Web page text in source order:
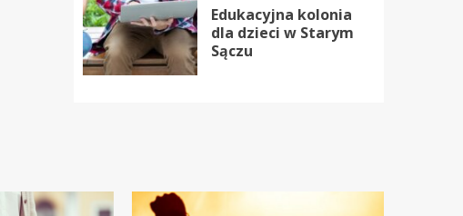
Edukacyjna kolonia
dla dzieci w Starym
Sączu